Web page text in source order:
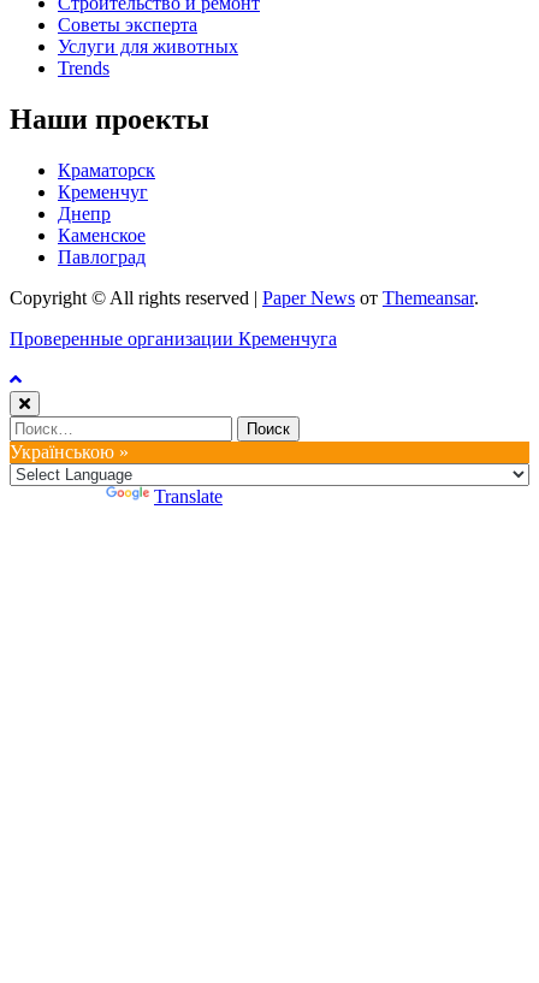
Советы эксперта
Услуги для животных
Trends
Наши проекты
Краматорск
Кременчуг
Днепр
Каменское
Павлоград
Copyright © All rights reserved | Paper News от Themeansar.
Проверенные организации Кременчуга
Найти:
Українською »
Translate